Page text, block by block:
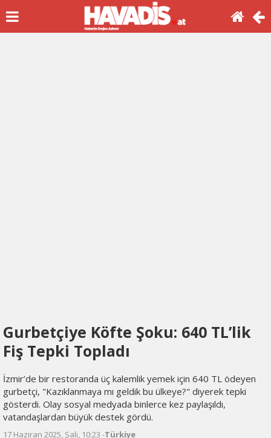
Gurbetçiye Köfte Şoku: 640 TL’lik
Fiş Tepki Topladı
İzmir’de bir restoranda üç kalemlik yemek için 640 TL ödeyen
gurbetçi, "Kazıklanmaya mı geldik bu ülkeye?" diyerek tepki
gösterdi. Olay sosyal medyada binlerce kez paylaşıldı,
vatandaşlardan büyük destek gördü.
17 Haziran 2025, Salı, 10:23 -Türkiye